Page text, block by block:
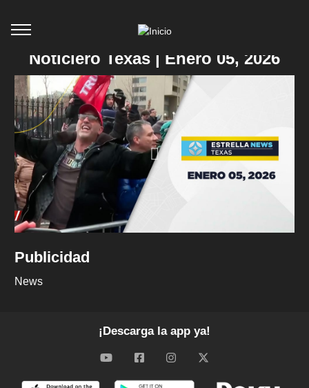
Noticiero Texas | Enero 05, 2026
Publicidad
News
¡Descarga la app ya!